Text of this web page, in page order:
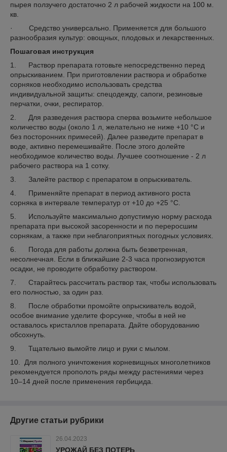
пырея ползучего достаточно 2 л рабочей жидкости на 100 м.
кв.
· Средство универсально. Применяется для большого
разнообразия культур: овощных, плодовых и лекарственных.
Пошаговая инструкция
1. Раствор препарата готовьте непосредственно перед
опрыскиванием. При приготовлении раствора и обработке
сорняков необходимо использовать средства
индивидуальной защиты: спецодежду, сапоги, резиновые
перчатки, очки, респиратор.
2. Для разведения раствора сперва возьмите небольшое
количество воды (около 1 л, желательно не ниже +10 °С и
без посторонних примесей). Далее разведите препарат в
воде, активно перемешивайте. После этого долейте
необходимое количество воды. Лучшее соотношение - 2 л
рабочего раствора на 1 сотку.
3. Залейте раствор с препаратом в опрыскиватель.
4. Применяйте препарат в период активного роста
сорняка в интервале температур от +10 до +25 °С.
5. Используйте максимально допустимую норму расхода
препарата при высокой засоренности и по переросшим
сорнякам, а также при неблагоприятных погодных условиях.
6. Погода для работы должна быть безветренная,
несолнечная. Если в ближайшие 2-3 часа прогнозируются
осадки, не проводите обработку раствором.
7. Старайтесь рассчитать раствор так, чтобы использовать
его полностью, за один раз.
8. После обработки промойте опрыскиватель водой,
особое внимание уделите форсунке, чтобы в ней не
оставалось кристаллов препарата. Дайте оборудованию
обсохнуть.
9. Тщательно вымойте лицо и руки с мылом.
10. Для полного уничтожения корневищных многолетников
рекомендуется прополоть ряды между растениями через
10–14 дней после применения гербицида.
Другие статьи рубрики
26.04.2023
УРОЖАЙ БЕЗ ПОТЕРЬ